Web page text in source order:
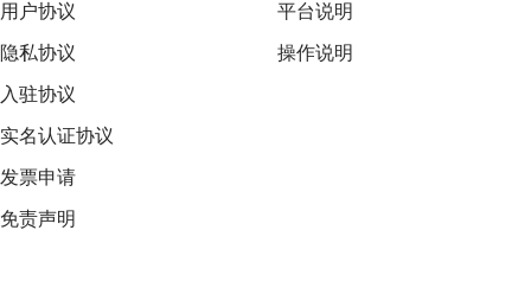
用户协议
隐私协议
入驻协议
实名认证协议
发票申请
免责声明
平台说明
操作说明